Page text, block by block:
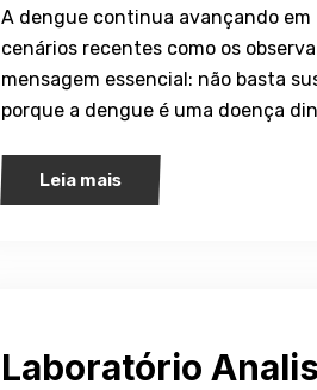
A dengue continua avançando em
cenários recentes como os
mensagem essencial: não basta
porque a dengue é uma doença
Leia mais
Laboratório